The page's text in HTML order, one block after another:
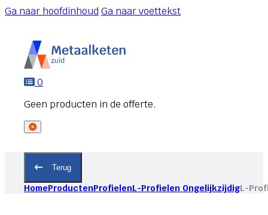
Ga naar hoofdinhoudGa naar voettekst
0
Terug
HomeProductenProfielenL-Profielen OngelijkzijdigL-